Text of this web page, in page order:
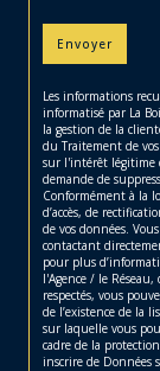
Envoyer
Les informations
informatisé par La
la gestion de la
du Traitement de
sur l'intérêt légitime
demande de
Conformément à la
d’accès, de
de vos données.
contactant
pour plus
l'Agence / le
respectés, vous
de l’existence de la
sur laquelle vous
cadre de la
inscrire de Données